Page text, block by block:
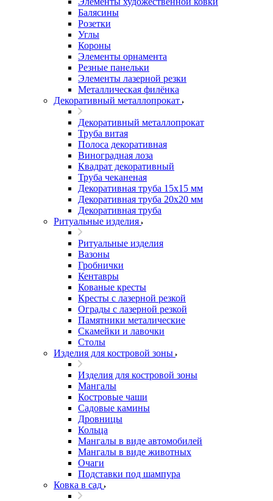
Балясины
Розетки
Углы
Короны
Элементы орнамента
Резные панельки
Элементы лазерной резки
Металлическая филёнка
Декоративный металлопрокат
Декоративный металлопрокат
Труба витая
Полоса декоративная
Виноградная лоза
Квадрат декоративный
Труба чеканеная
Декоративная труба 15х15 мм
Декоративная труба 20х20 мм
Декоративная труба
Ритуальные изделия
Ритуальные изделия
Вазоны
Гробнички
Кентавры
Кованые кресты
Кресты с лазерной резкой
Ограды с лазерной резкой
Памятники металические
Скамейки и лавочки
Столы
Изделия для костровой зоны
Изделия для костровой зоны
Мангалы
Костровые чаши
Садовые камины
Дровницы
Кольца
Мангалы в виде автомобилей
Мангалы в виде животных
Очаги
Подставки под шампура
Ковка в сад